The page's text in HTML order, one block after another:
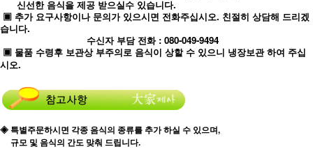
신선한 음식을 제공 받으실수 있습니다.
▣ 추가 요구사항이나 문의가 있으시면 전화주십시오. 친절히 상담해 드리겠
습니다.
수신자 부담 전화 : 080-049-9494
▣ 물품 수령후 보관상 부주의로 음식이 상할 수 있으니 냉장보관 하여 주십
시오.
◈ 특별주문하시면 각종 음식의 종류를 추가 하실 수 있으며,
규모 및 음식의 간도 맞춰 드립니다.